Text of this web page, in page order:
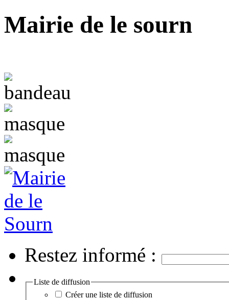
Mairie de le sourn
Restez informé :
Liste de diffusion
Créer une liste de diffusion